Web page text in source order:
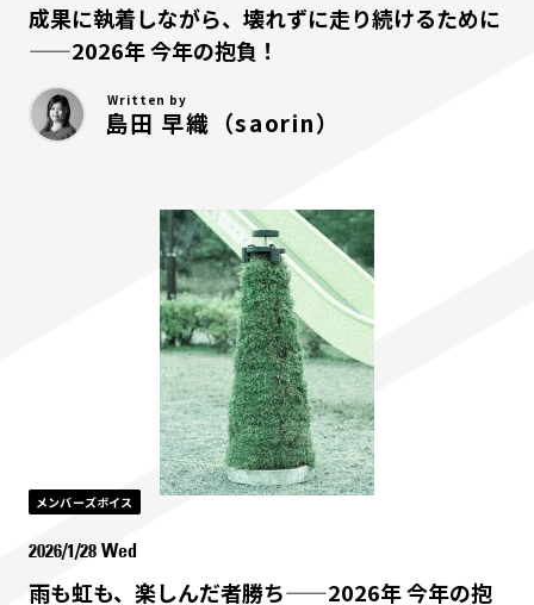
成果に執着しながら、壊れずに走り続けるために
——2026年 今年の抱負！
Written by
島田 早織（saorin）
メンバーズボイス
2026/1/28 Wed
雨も虹も、楽しんだ者勝ち——2026年 今年の抱